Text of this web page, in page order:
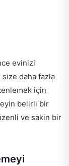
evinizi
daha fazla
için
belirli bir
ve sakin bir